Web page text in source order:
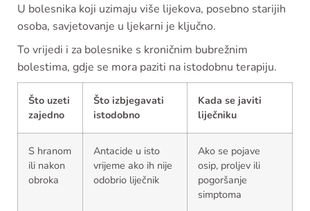
U bolesnika koji uzimaju više lijekova, posebno starijih
osoba, savjetovanje u ljekarni je ključno.
To vrijedi i za bolesnike s kroničnim bubrežnim
bolestima, gdje se mora paziti na istodobnu terapiju.
Što uzeti
zajedno
Što izbjegavati
istodobno
Kada se javiti
liječniku
S hranom
ili nakon
obroka
Antacide u isto
vrijeme ako ih nije
odobrio liječnik
Ako se pojave
osip, proljev ili
pogoršanje
simptoma